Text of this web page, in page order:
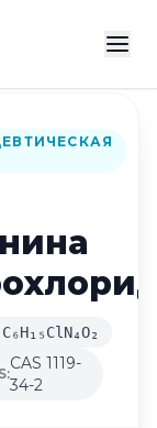
C₆H₁₅ClN₄O₂
CAS 1119-
34-2